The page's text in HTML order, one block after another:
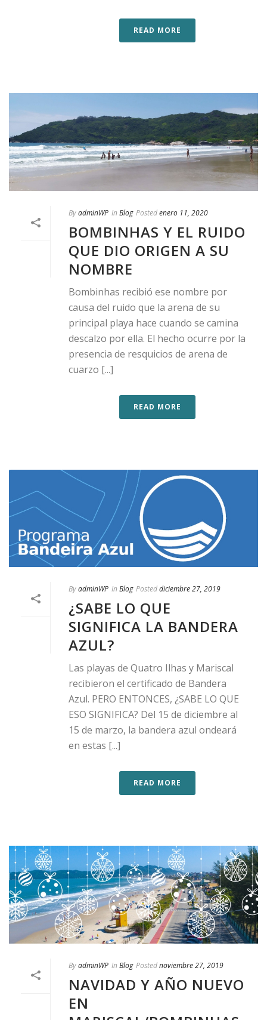
READ MORE
ByadminWP In Blog Postedenero 11, 2020
BOMBINHAS Y EL RUIDO
QUE DIO ORIGEN A SU
NOMBRE
Bombinhas recibió ese nombre por
causa del ruido que la arena de su
principal playa hace cuando se camina
descalzo por ella. El hecho ocurre por la
presencia de resquicios de arena de
cuarzo [...]
READ MORE
ByadminWP In Blog Posteddiciembre 27, 2019
¿SABE LO QUE
SIGNIFICA LA BANDERA
AZUL?
Las playas de Quatro Ilhas y Mariscal
recibieron el certificado de Bandera
Azul. PERO ENTONCES, ¿SABE LO QUE
ESO SIGNIFICA? Del 15 de diciembre al
15 de marzo, la bandera azul ondeará
en estas [...]
READ MORE
ByadminWP In Blog Postednoviembre 27, 2019
NAVIDAD Y AÑO NUEVO
EN